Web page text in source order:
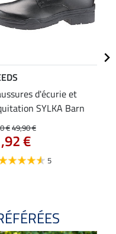
d'écurie et
SYLKA Barn
€49,90 €
€
5